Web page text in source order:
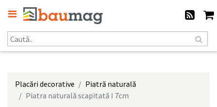
Placări decorative
Piatră naturală
Piatra naturală scapitată I 7cm